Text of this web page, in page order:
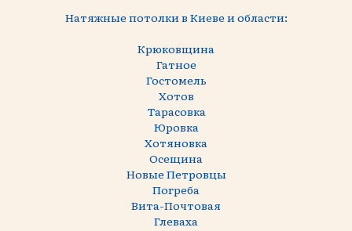
Натяжные потолки в Киеве и области:
Крюковщина
Гатное
Гостомель
Хотов
Тарасовка
Юровка
Хотяновка
Осещина
Новые Петровцы
Погреба
Вита-Почтовая
Глеваха